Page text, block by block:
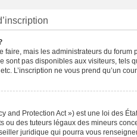
faire, mais les administrateurs du
pas disponibles aux visiteurs, tels
L’inscription ne vous prend qu’un
and Protection Act ») est une loi des
ou des tuteurs légaux des mineurs
juridique qui pourra vous